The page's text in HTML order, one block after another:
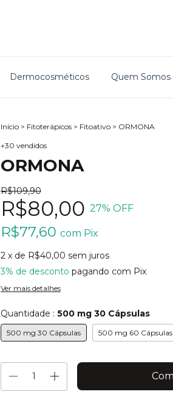
Dermocosméticos Quem Somos
Início > Fitoterápicos > Fitoativo > ORMONA
+30 vendidos
ORMONA
R$109,90
R$80,00 27% OFF
R$77,60 com Pix
2 x de R$40,00 sem juros
3% de desconto pagando com Pix
Ver mais detalhes
Quantidade : 500 mg 30 Cápsulas
500 mg 30 Cápsulas 500 mg 60 Cápsulas